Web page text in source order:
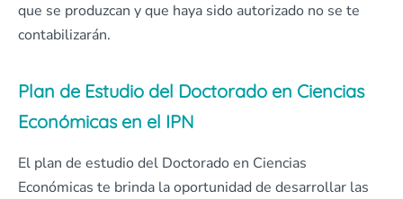
que se produzcan y que haya sido autorizado no se te
contabilizarán.
Plan de Estudio del Doctorado en Ciencias
Económicas en el IPN
El plan de estudio del Doctorado en Ciencias
Económicas te brinda la oportunidad de desarrollar las